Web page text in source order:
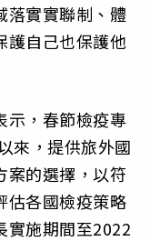
落實實聯制、體
護自己也保護他
示，春節檢疫專
來，提供旅外國
案的選擇，以符
估各國檢疫策略
實施期間至2022